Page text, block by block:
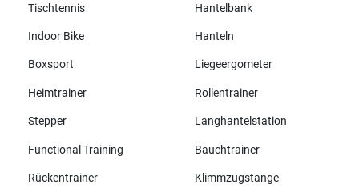
Tischtennis Hantelbank
Indoor Bike Hanteln
Boxsport Liegeergometer
Heimtrainer Rollentrainer
Stepper Langhantelstation
Functional Training Bauchtrainer
Rückentrainer Klimmzugstange